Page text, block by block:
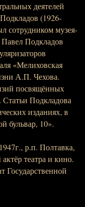
деятелей
(1926-
сотрудником музея-
Подкладов
«Мелиховская
А.П. Чехова.
посвящённых
Статьи Подкладова
изданиях, в
бульвар, 10».
р.п. Полтавка,
театра и кино.
Государственной